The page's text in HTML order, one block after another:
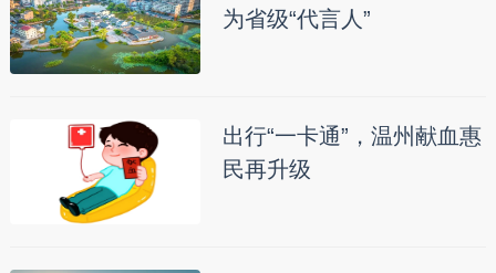
为省级“代言人”
出行“一卡通”，温州献血惠
民再升级